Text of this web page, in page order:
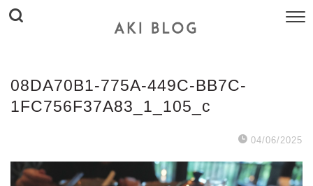
08DA70B1-775A-449C-BB7C-
1FC756F37A83_1_105_c
04/06/2025